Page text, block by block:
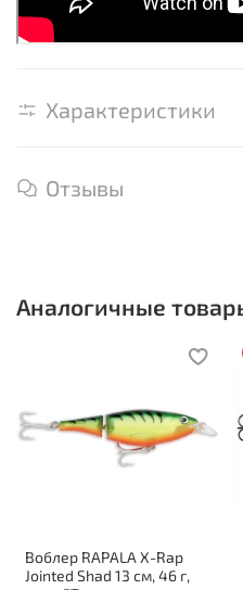
Характеристики
Отзывы
Аналогичные
Воблер RAPALA X-Rap
Jointed Shad 13 см, 46 г,